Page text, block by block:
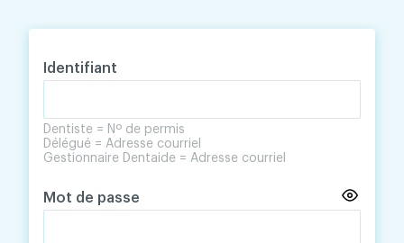
Identifiant
Dentiste = Nº de permis
Délégué = Adresse courriel
Gestionnaire Dentaide = Adresse courriel
Mot de passe